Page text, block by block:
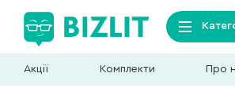
Акції Комплекти Про